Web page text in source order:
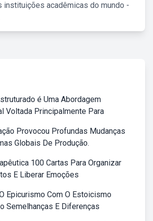
instituições acadêmicas do mundo -
é Uma Abordagem
Voltada Principalmente Para
Provocou Profundas Mudanças
Globais De Produção.
100 Cartas Para Organizar
E Liberar Emoções
Epicurismo Com O Estoicismo
Semelhanças E Diferenças